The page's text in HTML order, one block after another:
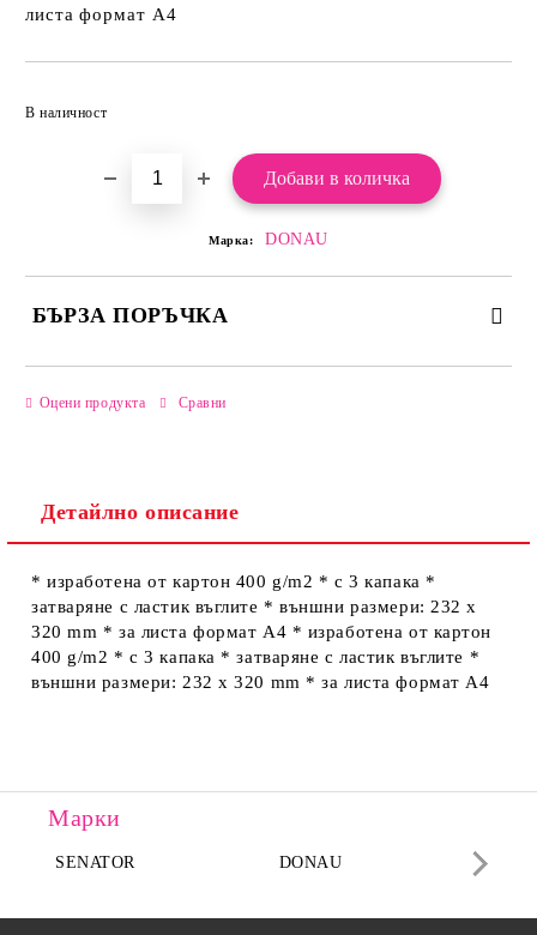
листа формат А4
В наличност
Марка: DONAU
БЪРЗА ПОРЪЧКА
Ние ще се свържем с вас в рамките на работния ден.
Оцени продукта Сравни
Детайлно описание
* изработена от картон 400 g/m2 * с 3 капака *
затваряне с ластик въглите * външни размери: 232 х
320 mm * за листа формат А4 * изработена от картон
400 g/m2 * с 3 капака * затваряне с ластик въглите *
външни размери: 232 х 320 mm * за листа формат А4
Марки
SENATOR DONAU